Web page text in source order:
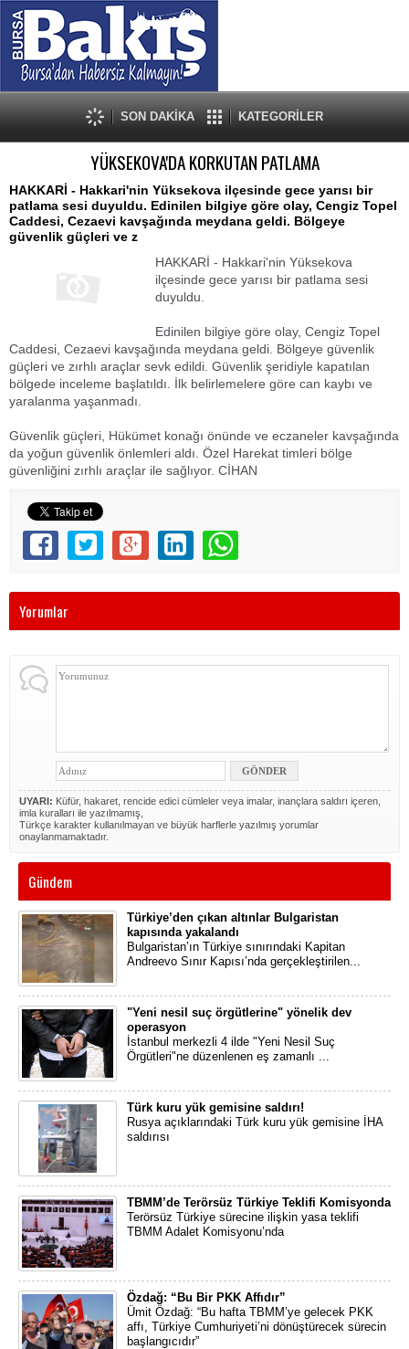
SON DAKİKA KATEGORİLER
YÜKSEKOVA'DA KORKUTAN PATLAMA
HAKKARİ - Hakkari'nin Yüksekova ilçesinde gece yarısı bir
patlama sesi duyuldu. Edinilen bilgiye göre olay, Cengiz Topel
Caddesi, Cezaevi kavşağında meydana geldi. Bölgeye
güvenlik güçleri ve z
HAKKARİ - Hakkari'nin Yüksekova
ilçesinde gece yarısı bir patlama sesi
duyuldu.
Edinilen bilgiye göre olay, Cengiz Topel
Caddesi, Cezaevi kavşağında meydana geldi. Bölgeye güvenlik
güçleri ve zırhlı araçlar sevk edildi. Güvenlik şeridiyle kapatılan
bölgede inceleme başlatıldı. İlk belirlemelere göre can kaybı ve
yaralanma yaşanmadı.
Güvenlik güçleri, Hükümet konağı önünde ve eczaneler kavşağında
da yoğun güvenlik önlemleri aldı. Özel Harekat timleri bölge
güvenliğini zırhlı araçlar ile sağlıyor. CİHAN
Yorumlar
UYARI: Küfür, hakaret, rencide edici cümleler veya imalar, inançlara saldırı içeren,
imla kuralları ile yazılmamış,
Türkçe karakter kullanılmayan ve büyük harflerle yazılmış yorumlar
onaylanmamaktadır.
Gündem
Türkiye’den çıkan altınlar Bulgaristan
kapısında yakalandı
Bulgaristan’ın Türkiye sınırındaki Kapitan
Andreevo Sınır Kapısı’nda gerçekleştirilen...
"Yeni nesil suç örgütlerine" yönelik dev
operasyon
İstanbul merkezli 4 ilde "Yeni Nesil Suç
Örgütleri"ne düzenlenen eş zamanlı ...
Türk kuru yük gemisine saldırı!
Rusya açıklarındaki Türk kuru yük gemisine İHA
saldırısı
TBMM’de Terörsüz Türkiye Teklifi Komisyonda
Terörsüz Türkiye sürecine ilişkin yasa teklifi
TBMM Adalet Komisyonu’nda
Özdağ: “Bu Bir PKK Affıdır”
Ümit Özdağ: “Bu hafta TBMM’ye gelecek PKK
affı, Türkiye Cumhuriyeti’ni dönüştürecek sürecin
başlangıcıdır”